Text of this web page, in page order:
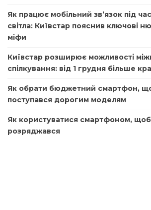
Як працює мобільний зв’язок під
світла: Київстар пояснив ключові
міфи
Київстар розширює можливості
спілкування: від 1 грудня більше
Як обрати бюджетний смартфон,
поступався дорогим моделям
Як користуватися смартфоном, щоб
розряджався